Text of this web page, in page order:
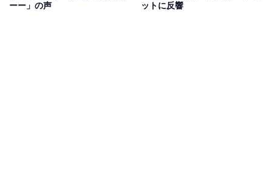
ーー」の声
ットに反響